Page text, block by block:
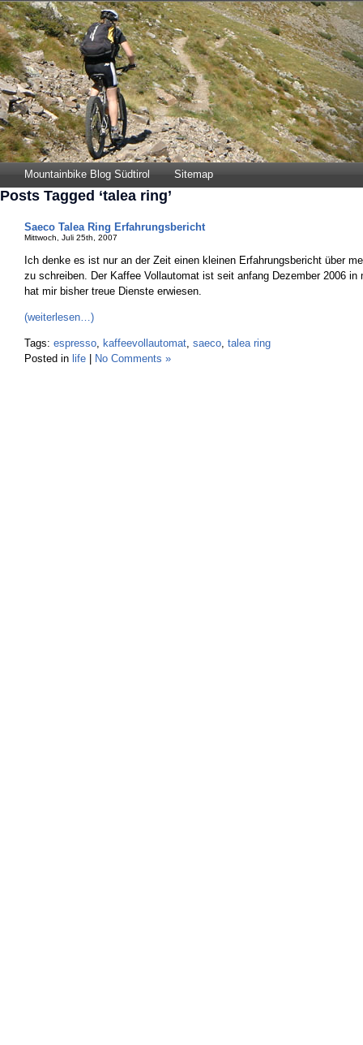
Mountainbike Blog Südtirol Sitemap
Posts Tagged ‘talea ring’
Saeco Talea Ring Erfahrungsbericht
Mittwoch, Juli 25th, 2007
Ich denke es ist nur an der Zeit einen kleinen Erfahrungsbericht über
zu schreiben. Der Kaffee Vollautomat ist seit anfang Dezember 2006 in
hat mir bisher treue Dienste erwiesen.
(weiterlesen…)
Tags: espresso, kaffeevollautomat, saeco, talea ring
Posted in life No Comments »